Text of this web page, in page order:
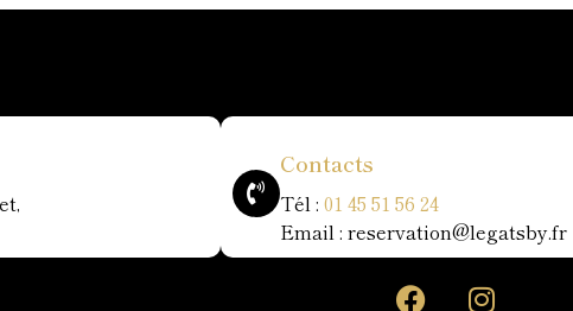
Contacts
Tél : 01 45 51 56 24
Email : reservation@legatsby.fr